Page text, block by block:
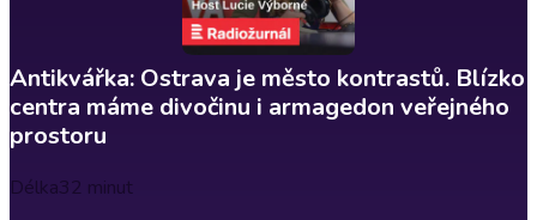
Antikvářka: Ostrava je město kontrastů. Blízko
centra máme divočinu i armagedon veřejného
prostoru
Délka32 minut